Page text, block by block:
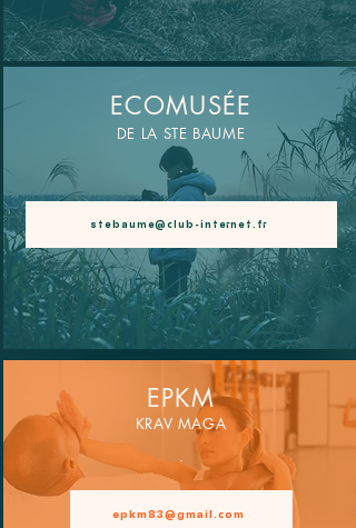
ECOMUSÉE
DE LA STE BAUME
.
stebaume@club-internet.fr
EPKM
KRAV MAGA
.
epkm83@gmail.com